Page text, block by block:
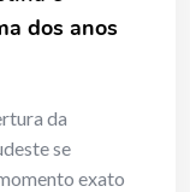
dos anos
da
se
exato